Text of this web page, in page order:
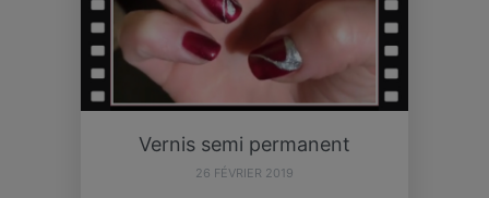
Vernis semi permanent
26 FÉVRIER 2019